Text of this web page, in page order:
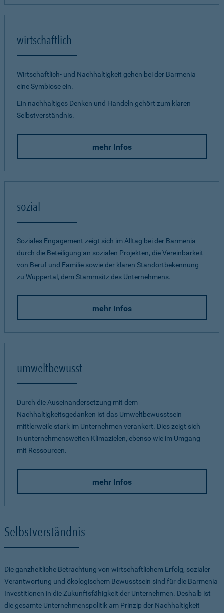
wirtschaftlich
Wirtschaftlich- und Nachhaltigkeit gehen bei der Barmenia
eine Symbiose ein.
Ein nachhaltiges Denken und Handeln gehört zum klaren
Selbstverständnis.
mehr Infos
sozial
Soziales Engagement zeigt sich im Alltag bei der Barmenia
durch die Beteiligung an sozialen Projekten, die Vereinbarkeit
von Beruf und Familie sowie der klaren Standortbekennung
zu Wuppertal, dem Stammsitz des Unternehmens.
mehr Infos
umweltbewusst
Durch die Auseinandersetzung mit dem
Nachhaltigkeitsgedanken ist das Umweltbewusstsein
mittlerweile stark im Unternehmen verankert. Dies zeigt sich
in unternehmensweiten Klimazielen, ebenso wie im Umgang
mit Ressourcen.
mehr Infos
Selbstverständnis
Die ganzheitliche Betrachtung von wirtschaftlichem Erfolg, sozialer
Verantwortung und ökologischem Bewusstsein sind für die Barmenia
Investitionen in die Zukunftsfähigkeit der Unternehmen. Deshalb ist
die gesamte Unternehmenspolitik am Prinzip der Nachhaltigkeit